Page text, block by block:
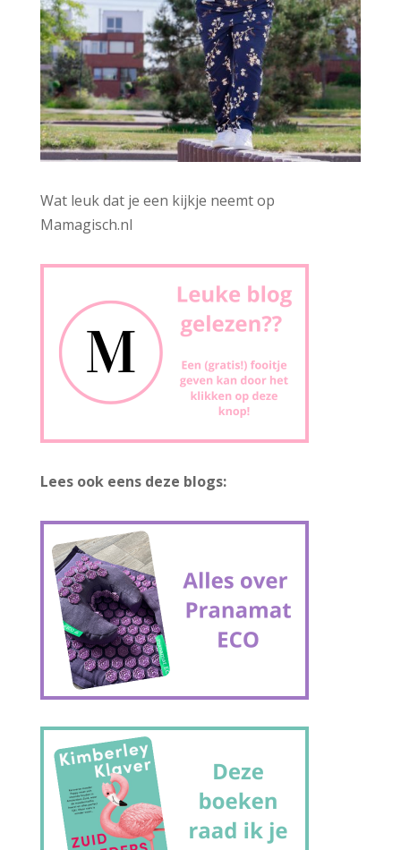
Wat leuk dat je een kijkje neemt op
Mamagisch.nl
Lees ook eens deze blogs: